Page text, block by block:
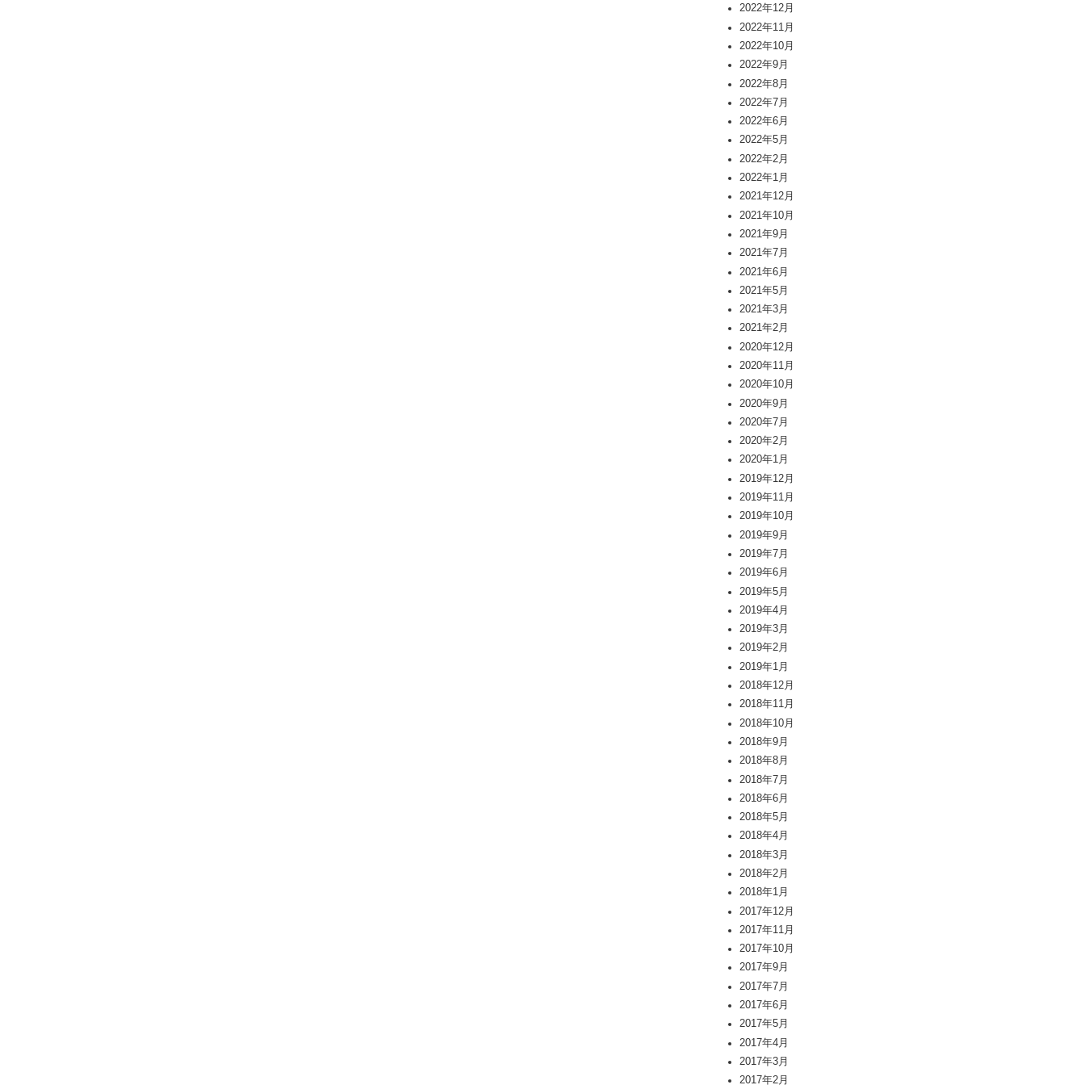
2022年12月
2022年11月
2022年10月
2022年9月
2022年8月
2022年7月
2022年6月
2022年5月
2022年2月
2022年1月
2021年12月
2021年10月
2021年9月
2021年7月
2021年6月
2021年5月
2021年3月
2021年2月
2020年12月
2020年11月
2020年10月
2020年9月
2020年7月
2020年2月
2020年1月
2019年12月
2019年11月
2019年10月
2019年9月
2019年7月
2019年6月
2019年5月
2019年4月
2019年3月
2019年2月
2019年1月
2018年12月
2018年11月
2018年10月
2018年9月
2018年8月
2018年7月
2018年6月
2018年5月
2018年4月
2018年3月
2018年2月
2018年1月
2017年12月
2017年11月
2017年10月
2017年9月
2017年7月
2017年6月
2017年5月
2017年4月
2017年3月
2017年2月